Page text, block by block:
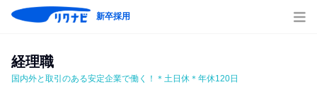
新卒採用
経理職
国内外と取引のある安定企業で働く！＊土日休＊年休120日